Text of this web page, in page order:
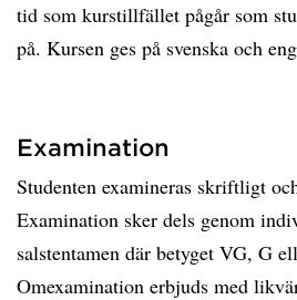
tid som kurstillfället pågår som
på. Kursen ges på svenska och
Examination
Studenten examineras skriftligt
Examination sker dels genom
salstentamen där betyget VG, G
Omexamination erbjuds med